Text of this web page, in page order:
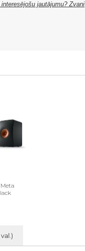
jautājumu? Zvani
Meta